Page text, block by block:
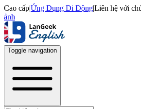
Cao cấp|Ứng Dụng Di Động|Liên hệ với
ảnh
Toggle navigation